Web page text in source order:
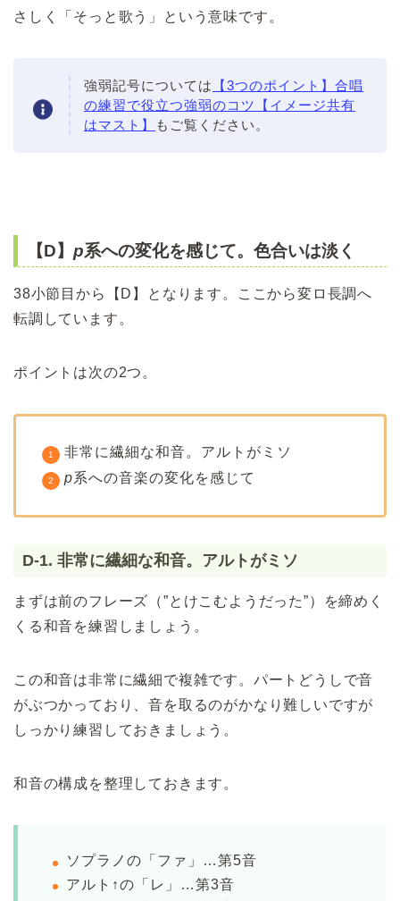
さしく「そっと歌う」という意味です。
強弱記号については
【3つのポイント】合唱
の練習で役立つ強弱のコツ【イメージ共有
はマスト】
もご覧ください。
【D】 p系への変化を感じて。色合いは淡く
38小節目から【D】となります。ここから変ロ長調へ
転調しています。
ポイントは次の2つ。
非常に繊細な和音。アルトがミソ
p系への音楽の変化を感じて
D-1. 非常に繊細な和音。アルトがミソ
まずは前のフレーズ（”とけこむようだった”）を締めく
くる和音を練習しましょう。
この和音は非常に繊細で複雑です。パートどうしで音
がぶつかっており、音を取るのがかなり難しいですが
しっかり練習しておきましょう。
和音の構成を整理しておきます。
ソプラノの「ファ」…第5音
アルト↑の「レ」…第3音